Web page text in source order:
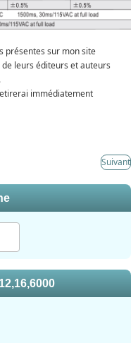
présentes sur mon site
de leurs éditeurs et auteurs
immédiatement
Suivant